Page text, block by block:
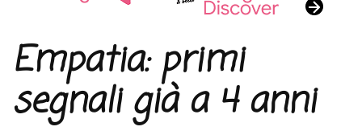
Empatia: primi
segnali già a 4 anni